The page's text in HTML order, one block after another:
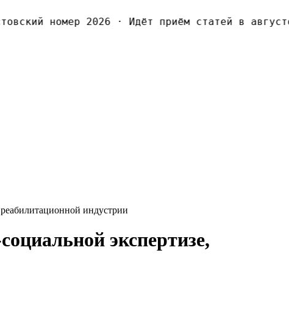
номер 2026· Идёт приём статей в
индустрии
экспертизе,